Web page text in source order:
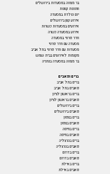
בר מצווה במסעדות בירושלים
חתונות קטנות
יום הולדת במסעדה
אירוע קטן בירושלים
אירועים במסעדות כשרות
אירוע במסעדה כשרה
חדר פרטי במסעדה
מסעדה עם חדר פרטי
מסעדות עם חדר פרטי בתל אביב
מקומות לאירועים בבית שמש
בר מצווה במסעדה בנתניה
ברים ופאבים
ברים בתל אביב
פאבים בתל אביב
ברים בראשון לציון
פאבים בראשון לציון
ברים בירושלים
פאבים בירושלים
ברים בצפון
פאבים בצפון
ברים בחיפה
פאבים בחיפה
ברים בהרצליה
פאבים בהרצליה
ברים בדרום
פאבים בדרום
ברים באילת
פאבים באילת